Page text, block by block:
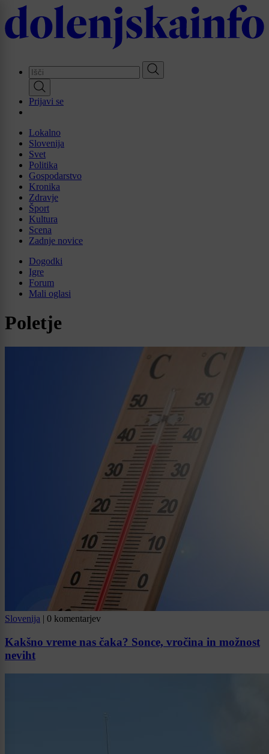
Skip
to
main
Prijavi se
Lokalno
Slovenija
Svet
Politika
Gospodarstvo
Kronika
Zdravje
Šport
Kultura
Scena
Zadnje novice
Dogodki
Igre
Forum
Mali oglasi
Poletje
Slovenija 0 komentarjev
Kakšno vreme nas čaka? Sonce, vročina in možnost
neviht